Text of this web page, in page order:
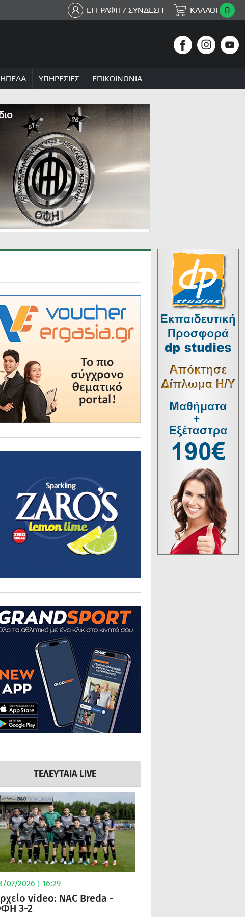
ΕΓΓΡΑΦΗ / ΣΥΝΔΕΣΗ ΚΑΛΑΘΙ 0
ΥΠΗΡΕΣΙΕΣ ΕΠΙΚΟΙΝΩΝΙΑ
ΤΕΛΕΥΤΑΙΑ LIVE
07/2026 | 16:29
video: NAC Breda -
3-2